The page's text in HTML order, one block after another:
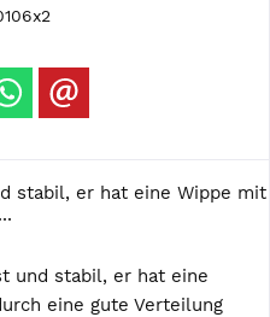
stabil, er hat eine Wippe mit
und stabil, er hat eine
eine gute Verteilung